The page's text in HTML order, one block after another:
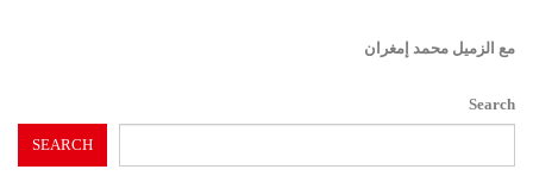
مع الزميل محمد إمغران
Search
SEARCH